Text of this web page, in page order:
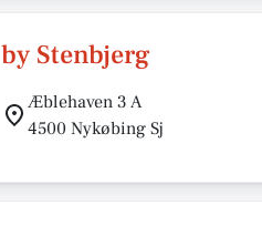
by Stenbjerg
Æblehaven 3 A
4500 Nykøbing Sj